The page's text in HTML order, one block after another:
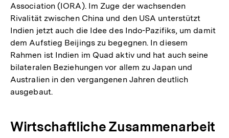
Association (IORA). Im Zuge der wachsenden
Rivalität zwischen China und den USA unterstützt
Indien jetzt auch die Idee des Indo-Pazifiks, um damit
dem Aufstieg Beijings zu begegnen. In diesem
Rahmen ist Indien im Quad aktiv und hat auch seine
bilateralen Beziehungen vor allem zu Japan und
Australien in den vergangenen Jahren deutlich
ausgebaut.
Wirtschaftliche Zusammenarbeit